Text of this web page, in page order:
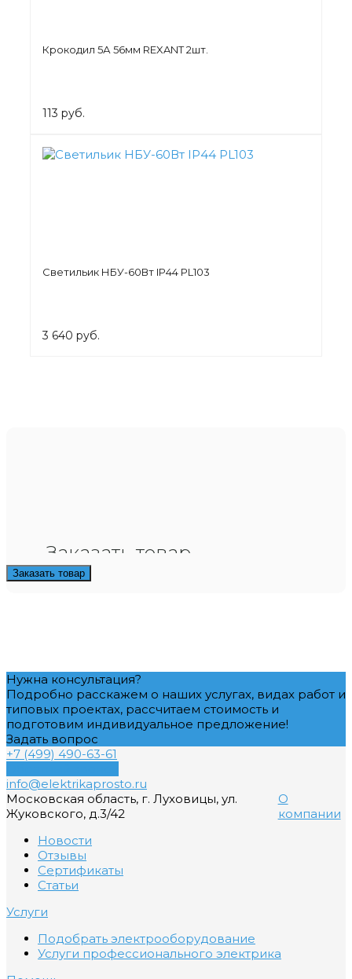
Крокодил 5А 56мм REXANT 2шт.
113 руб.
Светильик НБУ-60Вт IP44 PL103
3 640 руб.
Заказать товар
Заказать товар
Нужна консультация?
Подробно расскажем о наших услугах, видах работ и
типовых проектах, рассчитаем стоимость и
подготовим индивидуальное предложение!
Задать вопрос
+7 (499) 490-63-61
info@elektrikaprosto.ru
Московская область, г. Луховицы, ул.
Жуковского, д.3/42
О
компании
Новости
Отзывы
Сертификаты
Статьи
Услуги
Подобрать электрооборудование
Услуги профессионального электрика